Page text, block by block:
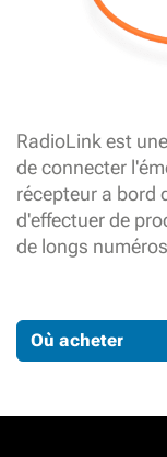
RadioLink est
de connecter
récepteur a bord
d'effectuer de
de longs
Où acheter